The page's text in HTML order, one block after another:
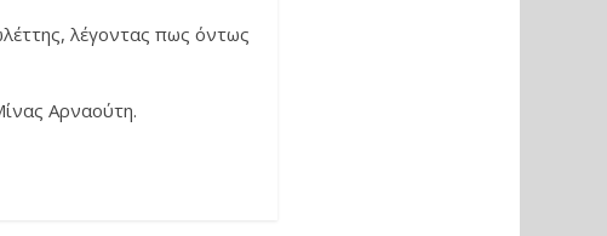
λέγοντας πως όντως
Αρναούτη.